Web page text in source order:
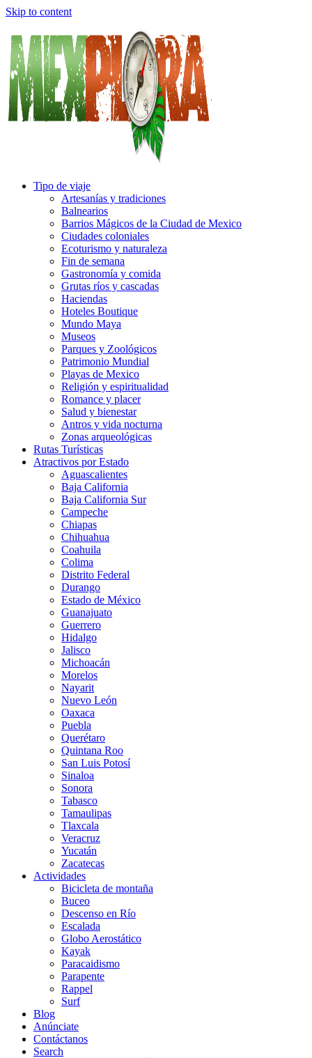
Skip to content
Tipo de viaje
Artesanías y tradiciones
Balnearios
Barrios Mágicos de la Ciudad de Mexico
Ciudades coloniales
Ecoturismo y naturaleza
Fin de semana
Gastronomía y comida
Grutas ríos y cascadas
Haciendas
Hoteles Boutique
Mundo Maya
Museos
Parques y Zoológicos
Patrimonio Mundial
Playas de Mexico
Religión y espiritualidad
Romance y placer
Salud y bienestar
Antros y vida nocturna
Zonas arqueológicas
Rutas Turísticas
Atractivos por Estado
Aguascalientes
Baja California
Baja California Sur
Campeche
Chiapas
Chihuahua
Coahuila
Colima
Distrito Federal
Durango
Estado de México
Guanajuato
Guerrero
Hidalgo
Jalisco
Michoacán
Morelos
Nayarit
Nuevo León
Oaxaca
Puebla
Querétaro
Quintana Roo
San Luis Potosí
Sinaloa
Sonora
Tabasco
Tamaulipas
Tlaxcala
Veracruz
Yucatán
Zacatecas
Actividades
Bicicleta de montaña
Buceo
Descenso en Río
Escalada
Globo Aerostático
Kayak
Paracaidismo
Parapente
Rappel
Surf
Blog
Anúnciate
Contáctanos
Search